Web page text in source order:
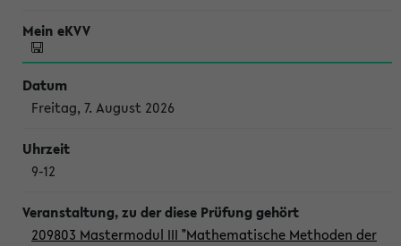
Freitag, 7. August 2026
9-12
209803 Mastermodul III "Mathematische Methoden der